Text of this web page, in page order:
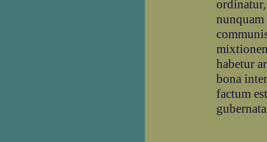
nunquam
habetur
bona
factum